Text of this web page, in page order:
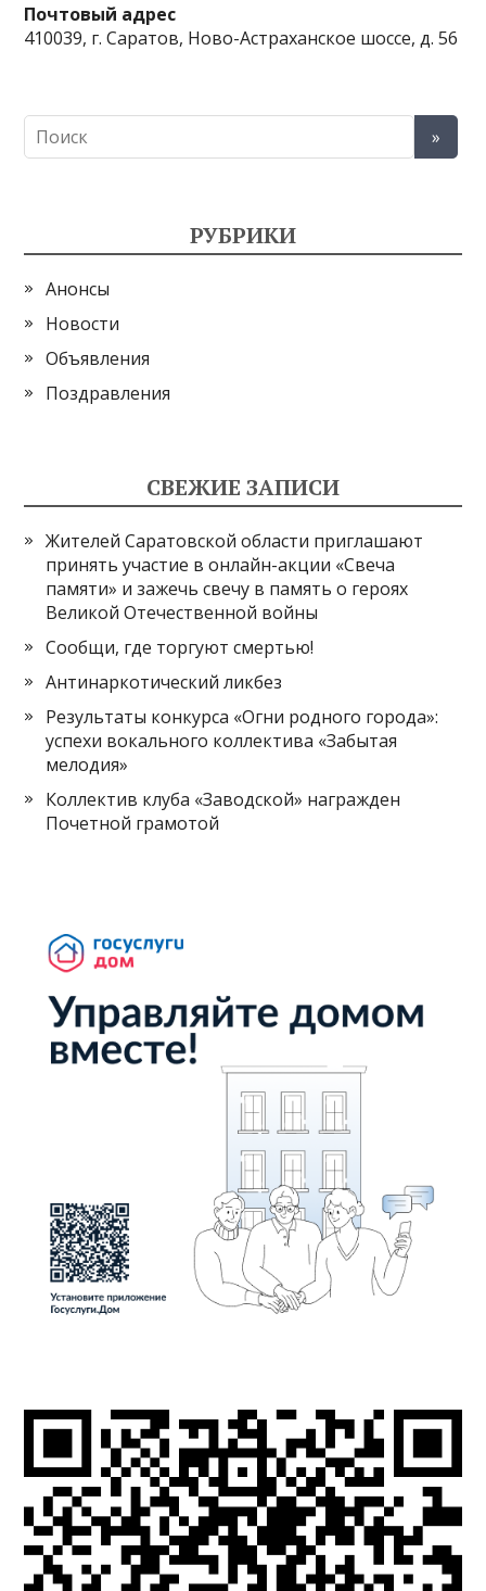
Почтовый адрес
410039, г. Саратов, Ново-Астраханское шоссе, д. 56
РУБРИКИ
Анонсы
Новости
Объявления
Поздравления
СВЕЖИЕ ЗАПИСИ
Жителей Саратовской области приглашают
принять участие в онлайн-акции «Свеча
памяти» и зажечь свечу в память о героях
Великой Отечественной войны
Сообщи, где торгуют смертью!
Антинаркотический ликбез
Результаты конкурса «Огни родного города»:
успехи вокального коллектива «Забытая
мелодия»
Коллектив клуба «Заводской» награжден
Почетной грамотой